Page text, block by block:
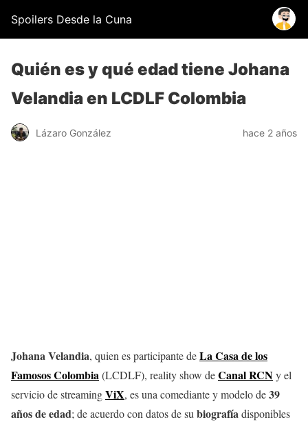
Spoilers Desde la Cuna
Quién es y qué edad tiene Johana
Velandia en LCDLF Colombia
Lázaro González hace 2 años
Johana Velandia, quien es participante deLa Casa de los
Famosos Colombia(LCDLF), reality show deCanal RCNy el
servicio de streamingViX, es una comediante y modelo de39
años de edad; de acuerdo con datos de su biografíadisponibles